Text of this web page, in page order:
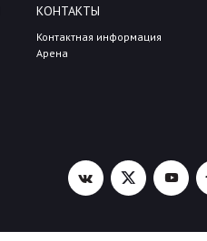
КОНТАКТЫ
Контактная информация
Арена